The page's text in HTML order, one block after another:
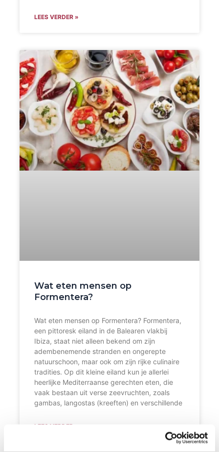
LEES VERDER »
Wat eten mensen op
Formentera?
Wat eten mensen op Formentera? Formentera,
een pittoresk eiland in de Balearen vlakbij
Ibiza, staat niet alleen bekend om zijn
adembenemende stranden en ongerepte
natuurschoon, maar ook om zijn rijke culinaire
tradities. Op dit kleine eiland kun je allerlei
heerlijke Mediterraanse gerechten eten, die
vaak bestaan uit verse zeevruchten, zoals
gambas, langostas (kreeften) en verschillende
LEES VERDER »